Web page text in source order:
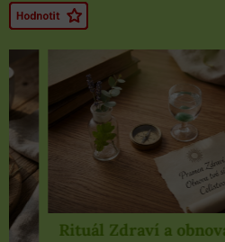
Rituál Zdraví a obnova síly